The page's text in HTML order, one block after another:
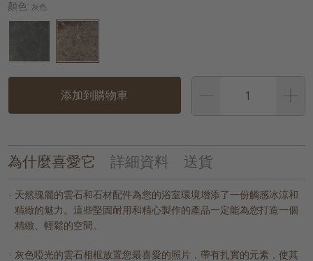
顏色: 灰色
添加到購物車
為什麼喜愛它 詳細資料 送貨
天然瑰麗的雲石和石材配件為您的浴室環境增添了一份觸感冰涼和
精緻的魅力。這些堅固耐用和精心製作的產品一定能為您打造一個
精緻、輕鬆的空間。
灰色啞光的雲石相框放置您最喜愛的照片，帶有扎實的元素，使其